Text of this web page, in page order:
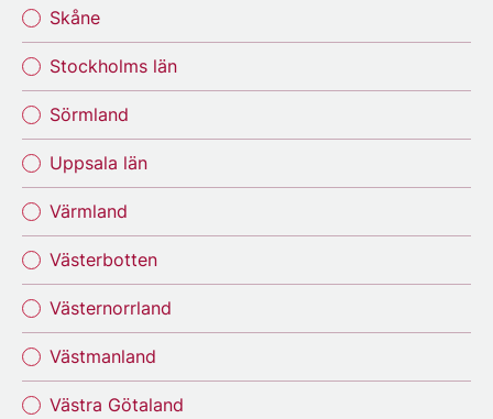
Skåne
Stockholms län
Sörmland
Uppsala län
Värmland
Västerbotten
Västernorrland
Västmanland
Västra Götaland